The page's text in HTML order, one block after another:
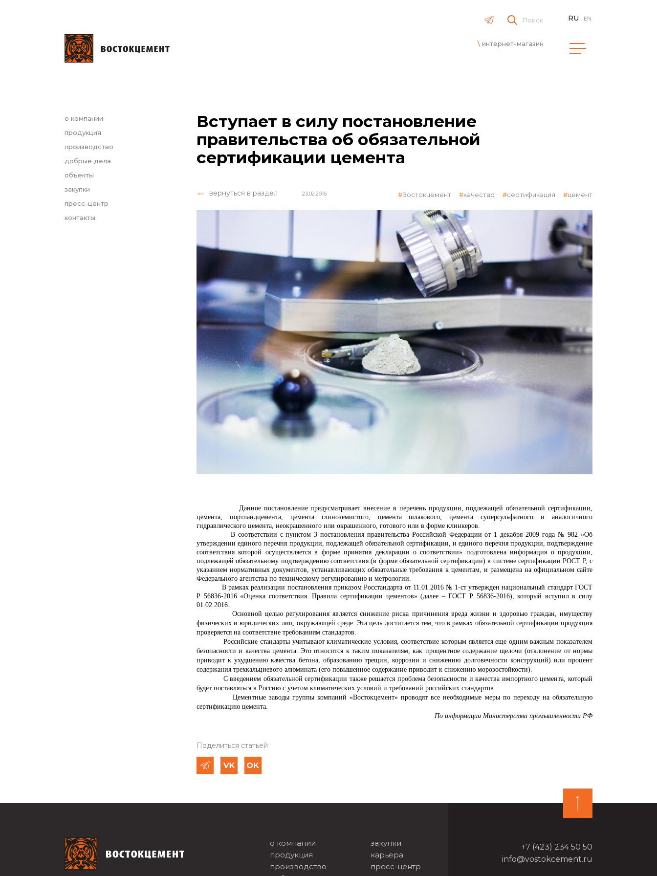
Поиск
интернет-магазин
RU EN
о компании
продукция
производство
добрые дела
объекты
закупки
пресс-центр
контакты
Вступает в силу постановление
правительства об обязательной
сертификации цемента
вернуться в раздел 23.02.2016 Востокцемент качество сертификация цемент
Данное постановление предусматривает внесение в перечень продукции, подлежащей обязательной сертификации,
цемента, портландцемента, цемента глиноземистого, цемента шлакового, цемента суперсульфатного и аналогичного
гидравлического цемента, неокрашенного или окрашенного, готового или в форме клинкеров.
В соответствии с пунктом 3 постановления правительства Российской Федерации от 1 декабря 2009 года № 982 «Об
утверждении единого перечня продукции, подлежащей обязательной сертификации, и единого перечня продукции, подтверждение
соответствия которой осуществляется в форме принятия декларации о соответствии» подготовлена информация о продукции,
подлежащей обязательному подтверждению соответствия (в форме обязательной сертификации) в системе сертификации РОСТ Р, с
указанием нормативных документов, устанавливающих обязательные требования к цементам, и размещена на официальном сайте
Федерального агентства по техническому регулированию и метрологии.
В рамках реализации постановления приказом Росстандарта от 11.01.2016 № 1-ст утвержден национальный стандарт ГОСТ
Р 56836-2016 «Оценка соответствия. Правила сертификации цементов» (далее – ГОСТ Р 56836-2016), который вступил в силу
01.02.2016.
Основной целью регулирования является снижение риска причинения вреда жизни и здоровью граждан, имуществу
физических и юридических лиц, окружающей среде. Эта цель достигается тем, что в рамках обязательной сертификации продукция
проверяется на соответствие требованиям стандартов.
Российские стандарты учитывают климатические условия, соответствие которым является еще одним важным показателем
безопасности и качества цемента. Это относится к таким показателям, как процентное содержание щелочи (отклонение от нормы
приводит к ухудшению качества бетона, образованию трещин, коррозии и снижению долговечности конструкций) или процент
содержания трехкальциевого алюмината (его повышенное содержание приводит к снижению морозостойкости).
С введением обязательной сертификации также решается проблема безопасности и качества импортного цемента, который
будет поставляться в Россию с учетом климатических условий и требований российских стандартов.
Цементные заводы группы компаний «Востокцемент» проводят все необходимые меры по переходу на обязательную
сертификацию цемента.
По информации Министерства промышленности РФ
Поделиться статьей
о компании
продукция
производство
закупки
карьера
пресс-центр
+7 (423) 234 50 50
info@vostokcement.ru